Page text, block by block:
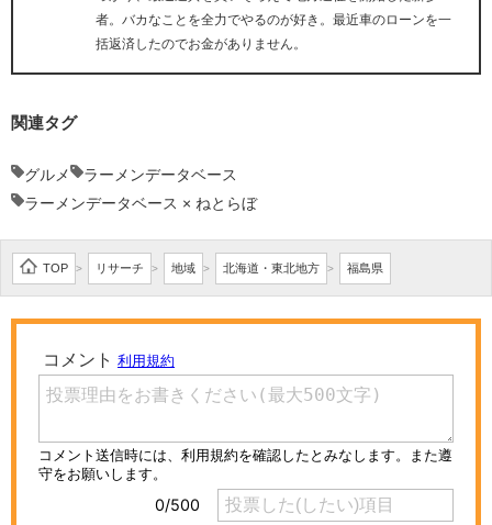
者。バカなことを全力でやるのが好き。最近車のローンを一
括返済したのでお金がありません。
関連タグ
グルメ
ラーメンデータベース
ラーメンデータベース × ねとらぼ
TOP > リサーチ > 地域 > 北海道・東北地方 > 福島県